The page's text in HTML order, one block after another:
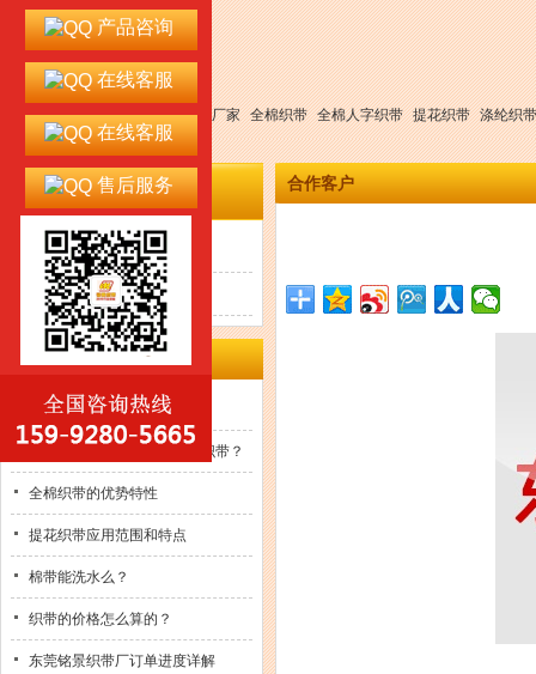
热门搜索： 织带 织带厂 织带厂家 全棉织带 全棉人字织带 提花织带 涤纶织带
成功案例
客户感言
合作客户
联合国全球契约十项原则
如何找到一款品质好的纯棉织带？
全棉织带的优势特性
提花织带应用范围和特点
棉带能洗水么？
织带的价格怎么算的？
东莞铭景织带厂订单进度详解
合作客户
产品咨询
在线客服
在线客服
售后服务